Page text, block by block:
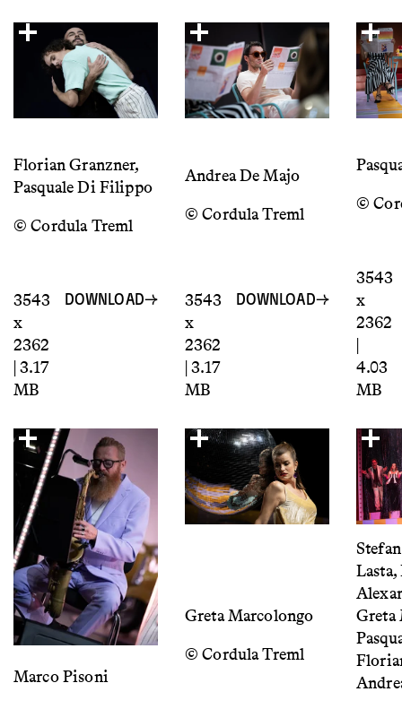
Florian Granzner,
Pasquale Di Filippo
© Cordula Treml
3543
x
2362
| 3.17
MB
DOWNLOAD
Andrea De Majo
© Cordula Treml
3543
x
2362
| 3.17
MB
DOWNLOAD
©
3543
x
2362
4.03
MB
Marco Pisoni
Greta Marcolongo
© Cordula Treml
Lasta,
Greta